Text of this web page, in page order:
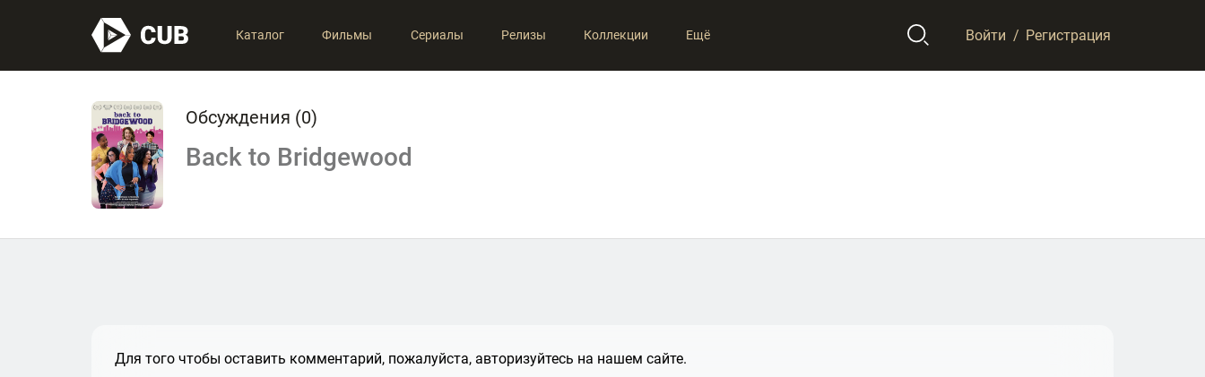
Каталог Фильмы Сериалы Релизы Коллекции Ещё Войти / Регистрация
Обсуждения (0)
Back to Bridgewood
Для того чтобы оставить комментарий, пожалуйста, авторизуйтесь на нашем сайте.